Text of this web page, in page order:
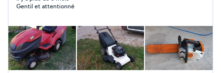
Gentil et attentionné